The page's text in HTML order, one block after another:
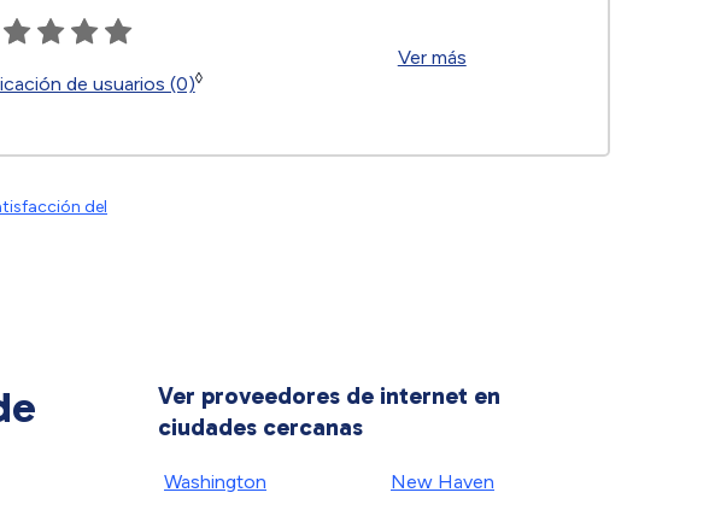
de usuarios (0)◊
Ver más
del
Ver proveedores de internet en
ciudades cercanas
Washington
New Haven